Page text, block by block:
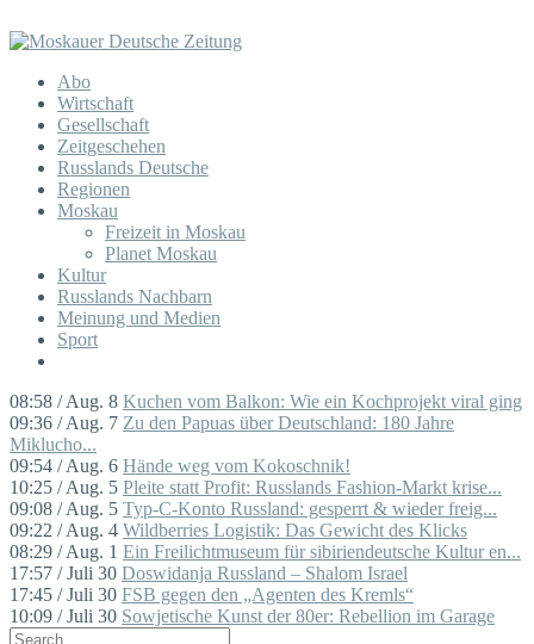
Abo
Wirtschaft
Gesellschaft
Zeitgeschehen
Russlands Deutsche
Regionen
Moskau
Freizeit in Moskau
Planet Moskau
Kultur
Russlands Nachbarn
Meinung und Medien
Sport
08:58 / Aug. 8 Kuchen vom Balkon: Wie ein Kochprojekt viral ging
09:36 / Aug. 7 Zu den Papuas über Deutschland: 180 Jahre
Miklucho...
09:54 / Aug. 6 Hände weg vom Kokoschnik!
10:25 / Aug. 5 Pleite statt Profit: Russlands Fashion-Markt krise...
09:08 / Aug. 5 Typ-C-Konto Russland: gesperrt & wieder freig...
09:22 / Aug. 4 Wildberries Logistik: Das Gewicht des Klicks
08:29 / Aug. 1 Ein Freilichtmuseum für sibiriendeutsche Kultur en...
17:57 / Juli 30 Doswidanja Russland – Shalom Israel
17:45 / Juli 30 FSB gegen den „Agenten des Kremls“
10:09 / Juli 30 Sowjetische Kunst der 80er: Rebellion im Garage